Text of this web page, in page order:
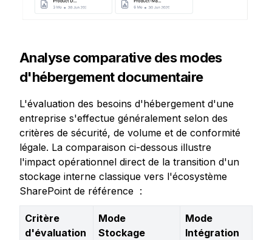
Analyse comparative des modes
d'hébergement documentaire
L'évaluation des besoins d'hébergement d'une
entreprise s'effectue généralement selon des
critères de sécurité, de volume et de conformité
légale. La comparaison ci-dessous illustre
l'impact opérationnel direct de la transition d'un
stockage interne classique vers l'écosystème
SharePoint de référence  :
Critère
d'évaluation
Mode
Stockage
Mode
Intégration